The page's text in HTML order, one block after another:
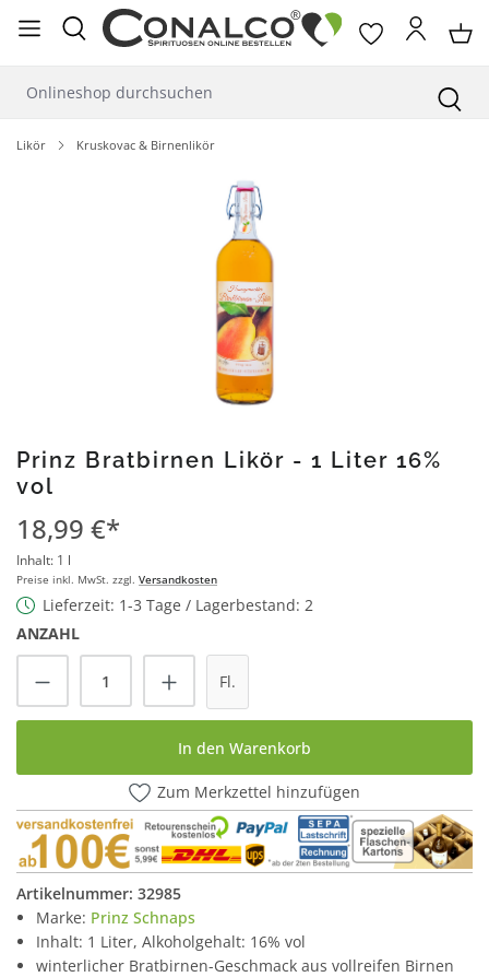
springen
Likör Kruskovac & Birnenlikör
Prinz Bratbirnen Likör - 1 Liter 16%
vol
18,99 €*
Inhalt: 1 l
Preise inkl. MwSt. zzgl. Versandkosten
Lieferzeit: 1-3 Tage / Lagerbestand: 2
ANZAHL
Produkt Anzahl: Gib den gewünschten
Fl.
In den Warenkorb
Zum Merkzettel hinzufügen
Artikelnummer: 32985
Marke: Prinz Schnaps
Inhalt: 1 Liter, Alkoholgehalt: 16% vol
winterlicher Bratbirnen-Geschmack aus vollreifen Birnen